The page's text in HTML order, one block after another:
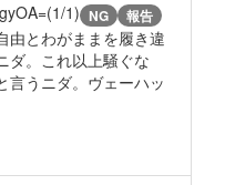
1) NG 報告
由とわがままを履き違
ダ。これ以上騒ぐな
言うニダ。ヴェーハッ